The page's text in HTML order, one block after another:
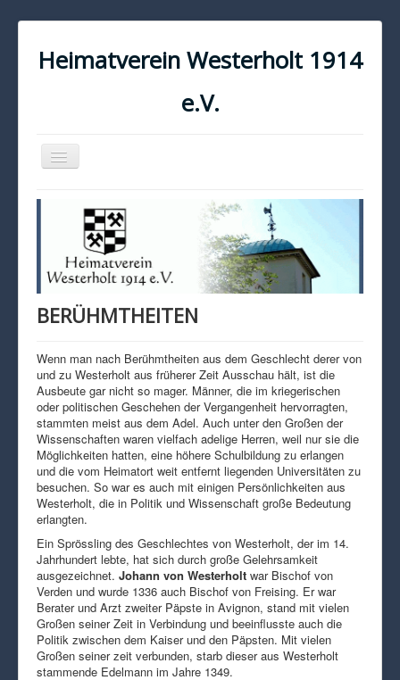
Heimatverein Westerholt 1914
e.V.
Navigation
an/aus
KONTAKT
IMPRESSUM
DATENSCHUTZ
BERÜHMTHEITEN
Wenn man nach Berühmtheiten aus dem Geschlecht derer von
und zu Westerholt aus früherer Zeit Ausschau hält, ist die
Ausbeute gar nicht so mager. Männer, die im kriegerischen
oder politischen Geschehen der Vergangenheit hervorragten,
stammten meist aus dem Adel. Auch unter den Großen der
Wissenschaften waren vielfach adelige Herren, weil nur sie die
Möglichkeiten hatten, eine höhere Schulbildung zu erlangen
und die vom Heimatort weit entfernt liegenden Universitäten zu
besuchen. So war es auch mit einigen Persönlichkeiten aus
Westerholt, die in Politik und Wissenschaft große Bedeutung
erlangten.
Ein Sprössling des Geschlechtes von Westerholt, der im 14.
Jahrhundert lebte, hat sich durch große Gelehrsamkeit
ausgezeichnet. Johann von Westerholt war Bischof von
Verden und wurde 1336 auch Bischof von Freising. Er war
Berater und Arzt zweiter Päpste in Avignon, stand mit vielen
Großen seiner Zeit in Verbindung und beeinflusste auch die
Politik zwischen dem Kaiser und den Päpsten. Mit vielen
Großen seiner zeit verbunden, starb dieser aus Westerholt
stammende Edelmann im Jahre 1349.